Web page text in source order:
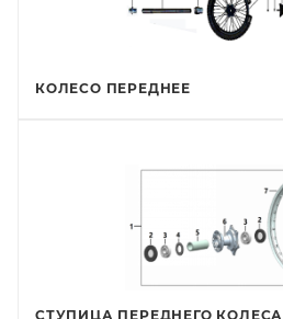
КОЛЕСО ПЕРЕДНЕЕ
СТУПИЦА ПЕРЕДНЕГО КОЛЕСА